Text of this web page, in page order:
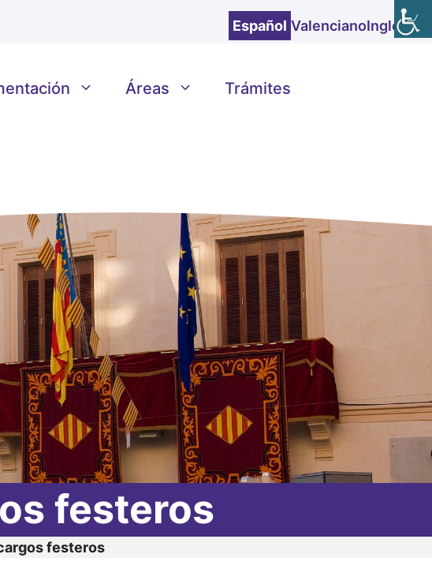
Español ValencianoInglés
Áreas Trámites
festeros
festeros